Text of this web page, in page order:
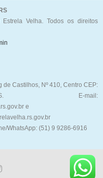
Velha. Todos os direitos
de Castilhos, Nº 410, Centro CEP:
Velha – RS. E-mail:
e
(51) 9 9286-6916